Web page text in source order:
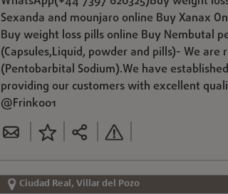
Sexanda and mounjaro online Buy Xanax
Buy weight loss pills online Buy Nembutal
(Capsules,Liquid, powder and pills)- We
(Pentobarbital Sodium).We have
providing our customers with excellent
@Frink001
Ciudad Real, Villar del Pozo